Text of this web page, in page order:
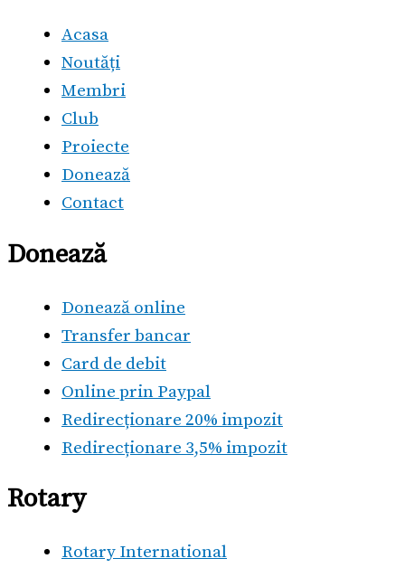
Acasa
Noutăți
Membri
Club
Proiecte
Donează
Contact
Donează
Donează online
Transfer bancar
Card de debit
Online prin Paypal
Redirecționare 20% impozit
Redirecționare 3,5% impozit
Rotary
Rotary International